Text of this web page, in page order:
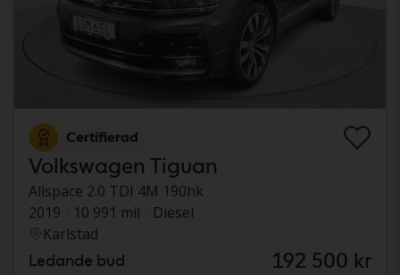
Certifierad
Volkswagen Tiguan
Allspace 2.0 TDI 4M 190hk
2019
10 991 mil
Diesel
Karlstad
Ledande bud 192 500 kr